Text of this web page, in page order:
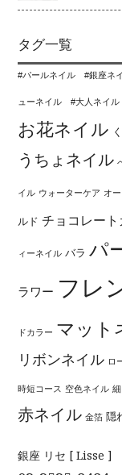
タグ一覧
#パールネイル #銀座ネ
ューネイル #大人ネイル
お花ネイル
うちょネイル
イル ウォーターケア オ
ルド チョコレート
ィーネイル バラ パ
ラワー フレ
ドカラー マット
リボンネイル ロ
時短コース 空色ネイル
赤ネイル 金箔 隠
銀座 リセ [ Lisse ]